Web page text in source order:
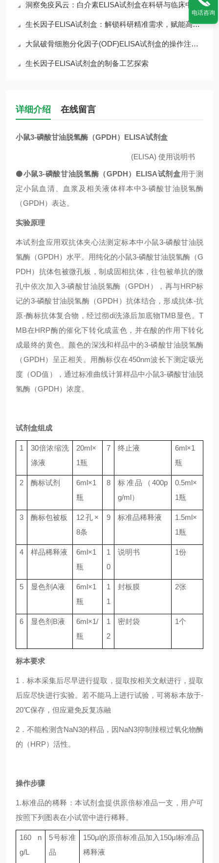
洞察免疫风云：白介素ELISA试剂盒在科研与临床中的核心价值
生长因子ELISA试剂盒：解锁科研精准需求，赋能高效检测核心优势
大鼠破骨细胞分化因子(ODF)ELISA试剂盒的操作注意事项
生长因子ELISA试剂盒的制备工艺探索
详细介绍 在线留言
小鼠3-磷酸甘油脱氢酶（GPDH）ELISA试剂盒
(ELISA) 使用说明书
⚫小鼠3-磷酸甘油脱氢酶（GPDH）ELISA试剂盒用于测
定小鼠血清、血浆及相关液体样本中3-磷酸甘油脱氢酶
（GPDH）表达。
实验原理
本试剂盒应用双抗体夹心法测定标本中小鼠3-磷酸甘油脱
氢酶（GPDH）水平。用纯化的小鼠3-磷酸甘油脱氢酶（G
PDH）抗体包被微孔板，制成固相抗体，往包被单抗的微
孔中依次加入3-磷酸甘油脱氢酶（GPDH），再与HRP标
记的3-磷酸甘油脱氢酶（GPDH）抗体结合，形成抗体-抗
原-酶标抗体复合物，经过彻di洗涤后加底物TMB显色。T
MB在HRP酶的催化下转化成蓝色，并在酸的作用下转化
成最终的黄色。颜色的深浅和样品中的3-磷酸甘油脱氢酶
（GPDH）呈正相关。用酶标仪在450nm波长下测定吸光
度（OD值），通过标准曲线计算样品中小鼠3-磷酸甘油脱
氢酶（GPDH）浓度。
试剂盒组成
1 30倍浓缩洗
涤液
20ml×
1瓶
7 终止液 6ml×1
瓶
2 酶标试剂 6ml×1
瓶
8 标准品（ 400p
g/ml）
0.5ml×
1瓶
3 酶标包被板 12孔×
8条
9 标准品稀释液 1.5ml×
1瓶
4 样品稀释液 6ml×1
瓶
1
0
说明书 1份
5 显色剂A液 6ml×1
瓶
1
1
封板膜 2张
6 显色剂 B液 6ml×1/
瓶
1
2
密封袋 1个
标本要求
1．标本采集后尽早进行提取，提取按相关文献进行，提取
后应尽快进行实验。若不能马上进行试验，可将标本放于-
20℃保存，但应避免反复冻融
2．不能检测含NaN3的样品，因NaN3抑制辣根过氧化物酶
的（HRP）活性。
操作步骤
1.标准品的稀释：本试剂盒提供原倍标准品一支，用户可
按照下列图表在小试管中进行稀释。
160 n
g/L
5号标准
品
150μl的原倍标准品加入 150μl标准品
稀释液
电话咨询